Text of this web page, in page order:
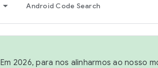
Android Code Search
Em 2026, para nos alinharmos ao nosso